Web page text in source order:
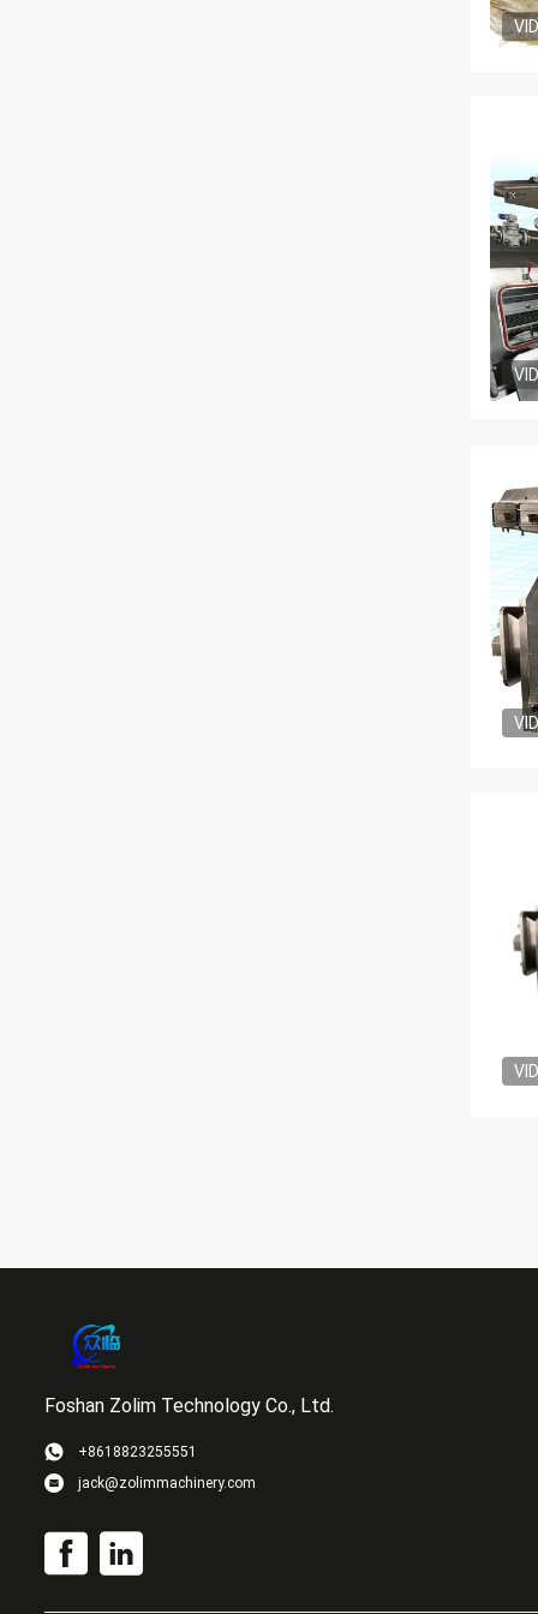
Foshan Zolim Technology Co., Ltd.
+8618823255551
jack@zolimmachinery.com